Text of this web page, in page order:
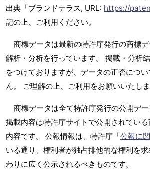
出典「ブランドテラス, URL: https://
記の上、ご利用ください。
商標データは最新の特許庁発行の商標デ
解析・分析を行っています。 掲載・分析
をつけておりますが、データの正否につ
ん。 ご理解の上、ご利用をお願いいたしま
商標データは全て特許庁発行の公開デー
掲載内容は特許庁サイトで公開されてい
内容です。 公報情報は、特許庁「公報に
いる通り、権利者が独占排他的な権利を
わりに広く公示されるべきものです。